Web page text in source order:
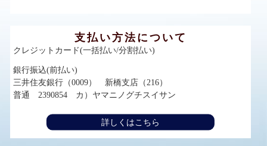
支払い方法について
クレジットカード(一括払い/分割払い)
銀行振込(前払い)
三井住友銀行（0009） 新橋支店（216）
普通 2390854 カ）ヤマニノグチスイサン
詳しくはこちら